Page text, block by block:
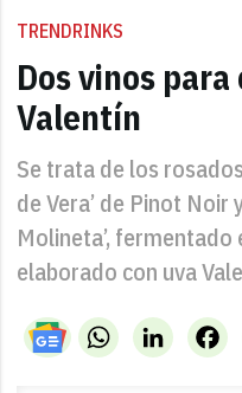
TRENDRINKS
Dos vinos
Valentín
Se trata de los
de Vera’ de Pinot Noir
Molineta’,
elaborado con uva
WhatsAppLinkedIn